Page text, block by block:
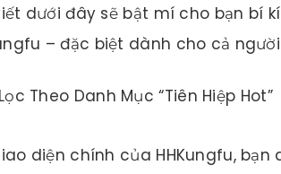
dưới đây sẽ bật mí cho bạn bí
– đặc biệt dành cho cả
Lọc Theo Danh Mục “Tiên Hiệp Hot”
diện chính của HHKungfu, bạn